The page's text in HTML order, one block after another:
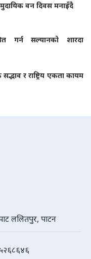
वन दिवस मनाइँदै
गर्न सल्यानको शारदा
र राष्ट्रिय एकता कायम
ललितपुर, पाटन